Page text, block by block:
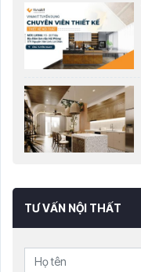
TƯ VẤN NỘI THẤT